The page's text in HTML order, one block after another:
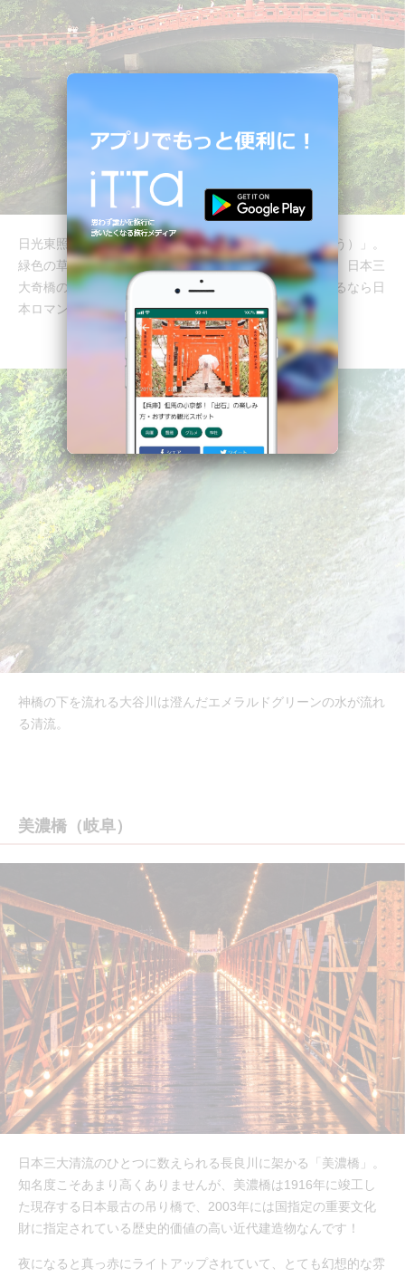
日光東照宮の前に架かる朱色の絶景橋「神橋（しんきょう）」。
緑色の草木とのコントラストが美しい木造朱塗りの橋で、日本三
大奇橋のひとつにも数えられています！神橋全体を眺めるなら日
本ロマンチック街道の歩道からがおすすめ。
神橋の下を流れる大谷川は澄んだエメラルドグリーンの水が流れ
る清流。
美濃橋（岐阜）
日本三大清流のひとつに数えられる長良川に架かる「美濃橋」。
知名度こそあまり高くありませんが、美濃橋は1916年に竣工し
た現存する日本最古の吊り橋で、2003年には国指定の重要文化
財に指定されている歴史的価値の高い近代建造物なんです！
夜になると真っ赤にライトアップされていて、とても幻想的な雰